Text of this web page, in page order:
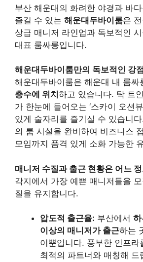
부산 해운대의 화려한 야경과 바
즐길 수 있는 해운대두바이룸은
상급 매니저 라인업과 독보적인
대표 룸싸롱입니다.
해운대두바이룸만의 독보적인 강
해운대두바이룸은 해운대 내 룸싸
층수에 위치 하고 있습니다. 탁 트
가 한눈에 들어오는 ‘스카이 오션
있게 술자리를 즐기실 수 있습니
의 룸 시설을 완비하여 비즈니스
모임까지 품격 있게 소화 가능한
매니저 수질과 출근 현황은 어느
각지에서 가장 예쁜 매니저들을
질을 유지합니다.
압도적 출근율: 부산에서
이상의 매니저가 출근하는
이뿐입니다. 풍부한 인프라
최적의 파트너와 매칭해 드